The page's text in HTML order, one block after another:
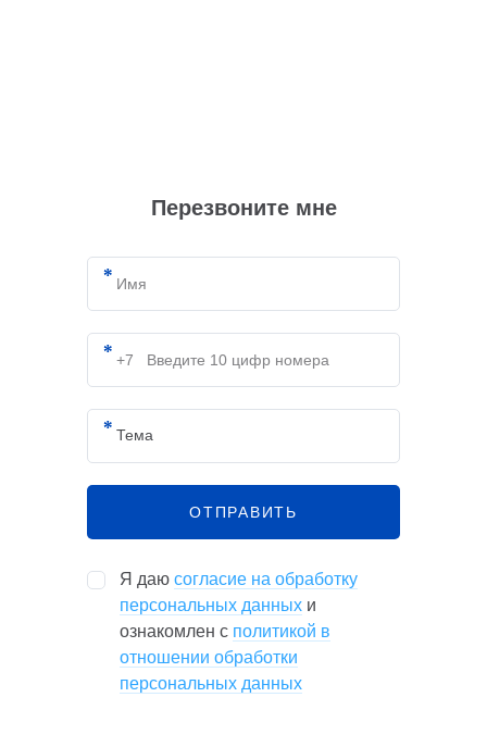
Перезвоните мне
ОТПРАВИТЬ
Я даю согласие на обработку
персональных данных и
ознакомлен с политикой в
отношении обработки
персональных данных